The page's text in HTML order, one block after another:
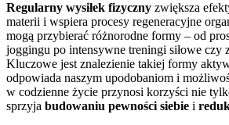
Regularny wysiłek fizyczny zwiększa
materii i wspiera procesy regeneracyjne
mogą przybierać różnorodne formy – od
joggingu po intensywne treningi siłowe czy
Kluczowe jest znalezienie takiej formy
odpowiada naszym upodobaniom i
w codzienne życie przynosi korzyści nie
sprzyja budowaniu pewności siebie i